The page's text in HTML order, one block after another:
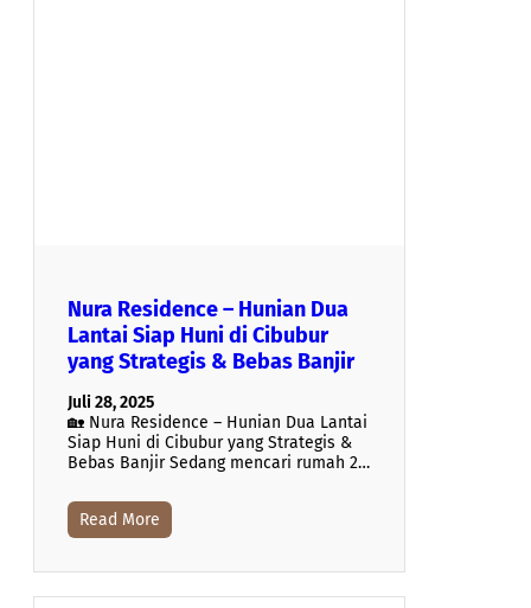
Nura Residence – Hunian Dua
Lantai Siap Huni di Cibubur
yang Strategis & Bebas Banjir
Juli 28, 2025
🏡 Nura Residence – Hunian Dua Lantai
Siap Huni di Cibubur yang Strategis &
Bebas Banjir Sedang mencari rumah 2…
Read More